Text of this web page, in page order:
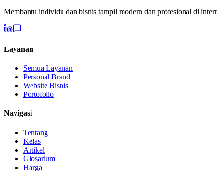
Membantu individu dan bisnis tampil modern dan profesional di
Layanan
Semua Layanan
Personal Brand
Website Bisnis
Portofolio
Navigasi
Tentang
Kelas
Artikel
Glosarium
Harga